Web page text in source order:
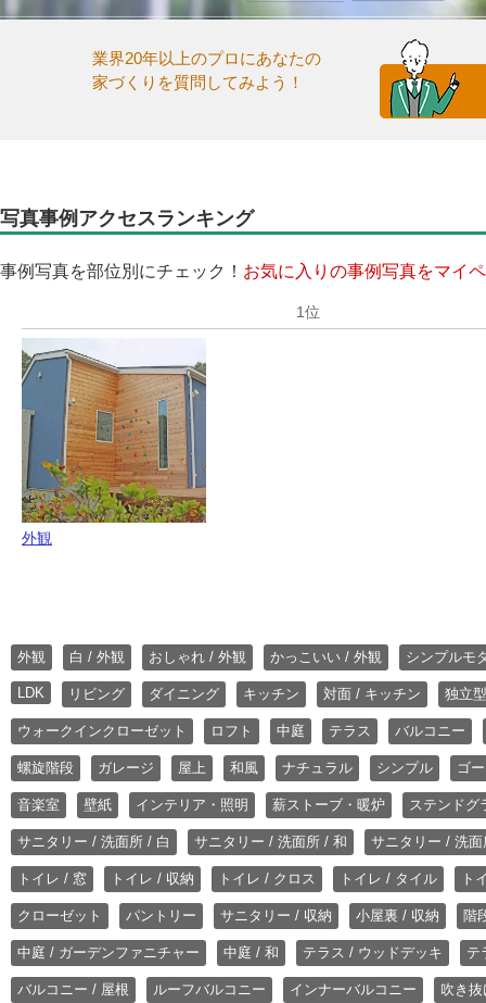
業界20年以上のプロにあなたの
家づくりを質問してみよう！
写真事例アクセスランキング
事例写真を部位別にチェック！ お気に入りの事例写真をマイ
外観
外観 白 / 外観 おしゃれ / 外観 かっこいい / 外観 シンプルモ
LDK リビング ダイニング キッチン 対面 / キッチン 独立
ウォークインクローゼット ロフト 中庭 テラス バルコニー
螺旋階段 ガレージ 屋上 和風 ナチュラル シンプル ゴ
音楽室 壁紙 インテリア・照明 薪ストーブ・暖炉 ステンドグ
サニタリー / 洗面所 / 白 サニタリー / 洗面所 / 和 サニタリー / 洗
トイレ / 窓 トイレ / 収納 トイレ / クロス トイレ / タイル ト
クローゼット パントリー サニタリー / 収納 小屋裏 / 収納 階
中庭 / ガーデンファニチャー 中庭 / 和 テラス / ウッドデッキ テ
バルコニー / 屋根 ルーフバルコニー インナーバルコニー 吹き